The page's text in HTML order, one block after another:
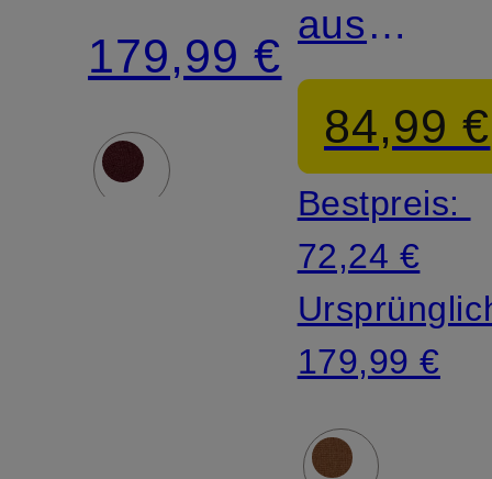
Cashmere
179,99 €
aus
84,99 €
Bestpreis:
72,24 €
179,99 €